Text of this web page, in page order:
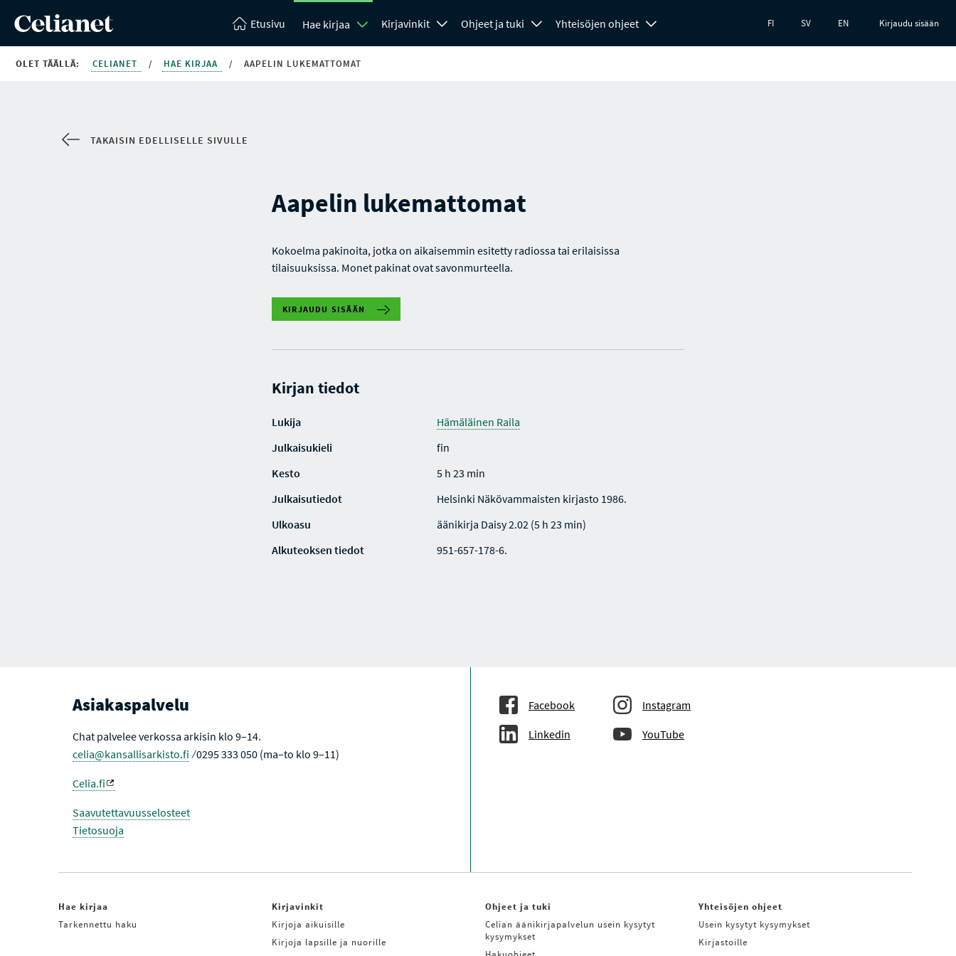
Etusivu Hae kirjaa Kirjavinkit Ohjeet ja tuki Yhteisöjen ohjeet FI SV EN Kirjaudu sisään
OLET TÄÄLLÄ: CELIANET / HAE KIRJAA / AAPELIN LUKEMATTOMAT
TAKAISIN EDELLISELLE SIVULLE
Aapelin lukemattomat
Kokoelma pakinoita, jotka on aikaisemmin esitetty radiossa tai erilaisissa
tilaisuuksissa. Monet pakinat ovat savonmurteella.
KIRJAUDU SISÄÄN
Kirjan tiedot
Lukija
Hämäläinen Raila
Julkaisukieli
fin
Kesto
5 h 23 min
Julkaisutiedot
Helsinki Näkövammaisten kirjasto 1986.
Ulkoasu
äänikirja Daisy 2.02 (5 h 23 min)
Alkuteoksen tiedot
951-657-178-6.
Asiakaspalvelu
Chat palvelee verkossa arkisin klo 9–14.
celia@kansallisarkisto.fi ⁄ 0295 333 050 (ma–to klo 9–11)
Celia.fi
Saavutettavuusselosteet
Tietosuoja
Facebook Instagram
Linkedin YouTube
Hae kirjaa
Tarkennettu haku
Kirjavinkit
Kirjoja aikuisille
Kirjoja lapsille ja nuorille
Ohjeet ja tuki
Celian äänikirjapalvelun usein kysytyt
kysymykset
Yhteisöjen ohjeet
Usein kysytyt kysymykset
Kirjastoille